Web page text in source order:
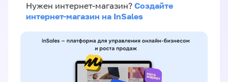
Нужен интернет-магазин? Создайте
интернет-магазин на InSales